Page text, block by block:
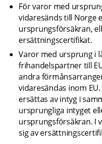
För varor med
vidaresänds till Norge
ursprungsförsäkran,
ersättningscertifikat.
Varor med ursprung i
frihandelspartner till
andra
vidaresändas inom
ersättas av intyg i
ursprungliga intyget
ursprungsförsäkran. I
sig av